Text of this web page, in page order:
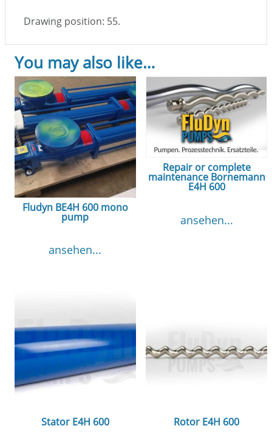
Drawing position: 55.
You may also like…
Fludyn BE4H 600 mono
pump
ansehen...
Repair or complete
maintenance Bornemann
E4H 600
ansehen...
Stator E4H 600 Rotor E4H 600